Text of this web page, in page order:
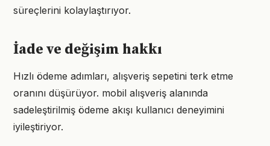
süreçlerini kolaylaştırıyor.
İade ve değişim hakkı
Hızlı ödeme adımları, alışveriş sepetini terk etme
oranını düşürüyor. mobil alışveriş alanında
sadeleştirilmiş ödeme akışı kullanıcı deneyimini
iyileştiriyor.